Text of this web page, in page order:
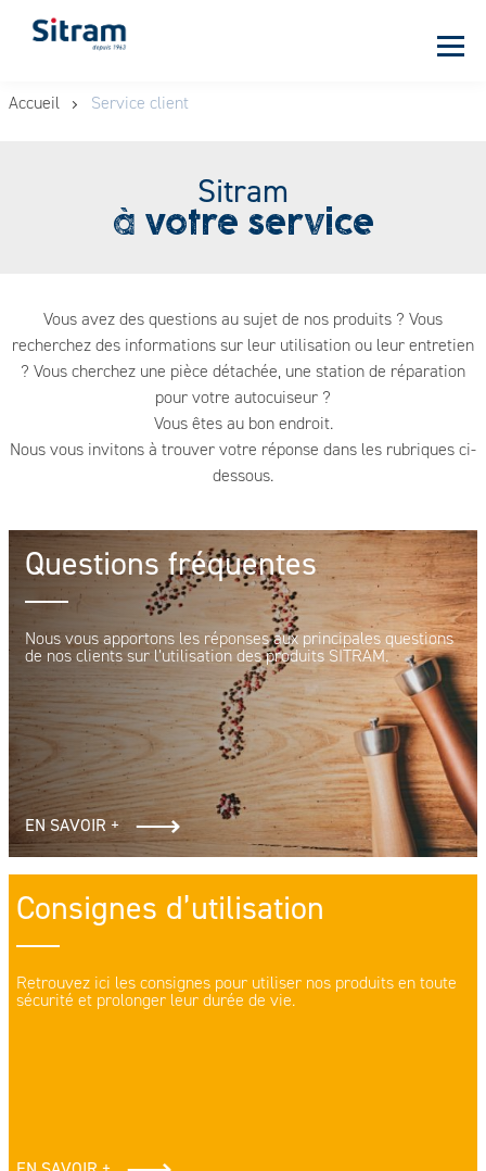
au
Accueil Service client
Sitram
à votre service
Vous avez des questions au sujet de nos produits ? Vous
recherchez des informations sur leur utilisation ou leur entretien
? Vous cherchez une pièce détachée, une station de réparation
pour votre autocuiseur ?
Vous êtes au bon endroit.
Nous vous invitons à trouver votre réponse dans les rubriques ci-
dessous.
Questions fréquentes
Nous vous apportons les réponses aux principales questions
de nos clients sur l’utilisation des produits SITRAM.
EN SAVOIR +
Consignes d’utilisation
Retrouvez ici les consignes pour utiliser nos produits en toute
sécurité et prolonger leur durée de vie.